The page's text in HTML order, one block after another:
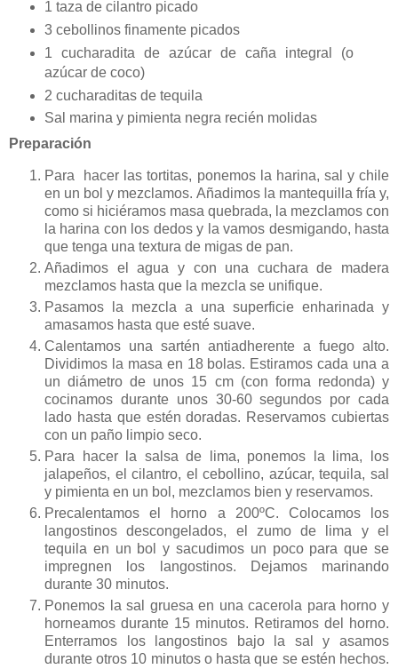
1 taza de cilantro picado
3 cebollinos finamente picados
1 cucharadita de azúcar de caña integral (o
azúcar de coco)
2 cucharaditas de tequila
Sal marina y pimienta negra recién molidas
Preparación
Para hacer las tortitas, ponemos la harina, sal y chile
en un bol y mezclamos. Añadimos la mantequilla fría y,
como si hiciéramos masa quebrada, la mezclamos con
la harina con los dedos y la vamos desmigando, hasta
que tenga una textura de migas de pan.
Añadimos el agua y con una cuchara de madera
mezclamos hasta que la mezcla se unifique.
Pasamos la mezcla a una superficie enharinada y
amasamos hasta que esté suave.
Calentamos una sartén antiadherente a fuego alto.
Dividimos la masa en 18 bolas. Estiramos cada una a
un diámetro de unos 15 cm (con forma redonda) y
cocinamos durante unos 30-60 segundos por cada
lado hasta que estén doradas. Reservamos cubiertas
con un paño limpio seco.
Para hacer la salsa de lima, ponemos la lima, los
jalapeños, el cilantro, el cebollino, azúcar, tequila, sal
y pimienta en un bol, mezclamos bien y reservamos.
Precalentamos el horno a 200ºC. Colocamos los
langostinos descongelados, el zumo de lima y el
tequila en un bol y sacudimos un poco para que se
impregnen los langostinos. Dejamos marinando
durante 30 minutos.
Ponemos la sal gruesa en una cacerola para horno y
horneamos durante 15 minutos. Retiramos del horno.
Enterramos los langostinos bajo la sal y asamos
durante otros 10 minutos o hasta que se estén hechos.